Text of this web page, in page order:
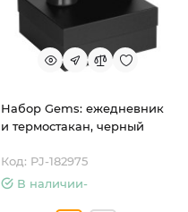
Набор Gems: ежедневник
и термостакан, черный
Код: PJ-182975
В наличии-